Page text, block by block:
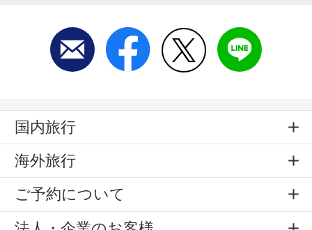
国内旅行
海外旅行
ご予約について